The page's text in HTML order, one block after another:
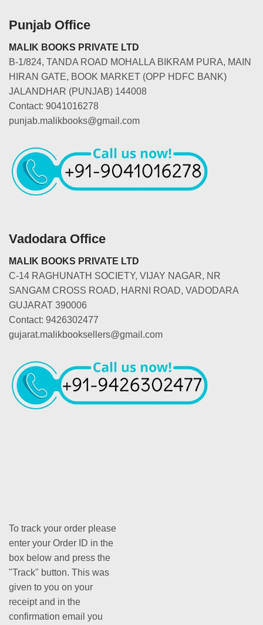
Punjab Office
MALIK BOOKS PRIVATE LTD
B-1/824, TANDA ROAD MOHALLA BIKRAM PURA, MAIN
HIRAN GATE, BOOK MARKET (OPP HDFC BANK)
JALANDHAR (PUNJAB) 144008
Contact: 9041016278
punjab.malikbooks@gmail.com
Vadodara Office
MALIK BOOKS PRIVATE LTD
C-14 RAGHUNATH SOCIETY, VIJAY NAGAR, NR
SANGAM CROSS ROAD, HARNI ROAD, VADODARA
GUJARAT 390006
Contact: 9426302477
gujarat.malikbooksellers@gmail.com
To track your order please
enter your Order ID in the
box below and press the
"Track" button. This was
given to you on your
receipt and in the
confirmation email you